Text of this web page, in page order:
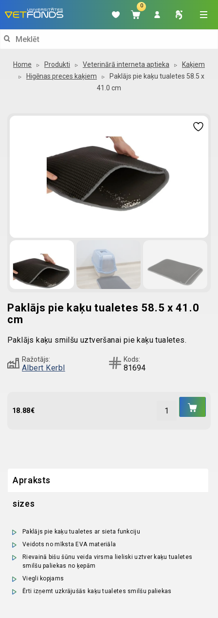
0
Search
Home Produkti Veterinārā interneta aptieka
Kaķiem
Higēnas preces kaķiem
Paklājs pie kaķu tualetes 58.5 x
41.0 cm
Paklājs pie kaķu tualetes 58.5 x 41.0
cm
Paklājs kaķu smilšu uztveršanai pie kaķu tualetes.
Ražotājs:
Albert Kerbl
Kods:
81694
18.88€
Apraksts
sizes
Paklājs pie kaķu tualetes ar sieta funkciju
Veidots no mīksta EVA materiāla
Rievainā bišu šūnu veida virsma lieliski uztver kaķu tualetes
smilšu paliekas no ķepām
Viegli kopjams
Ērti izņemt uzkrājušās kaķu tualetes smilšu paliekas